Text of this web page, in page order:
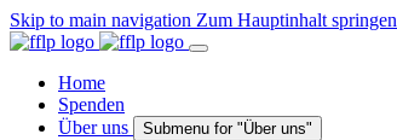
Skip to main navigation Zum Hauptinhalt springen
Home
Spenden
Über uns
Submenu for "Über uns"